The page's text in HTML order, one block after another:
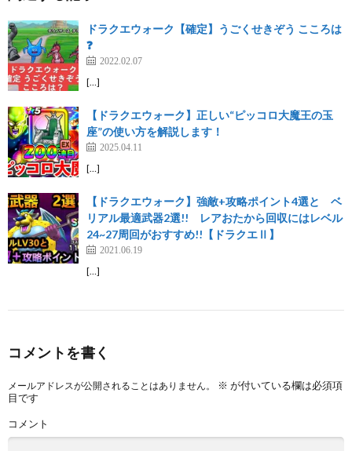
ドラクエウォーク【確定】うごくせきぞう こころは
❓
2022.02.07
[…]
【ドラクエウォーク】正しい“ピッコロ大魔王の玉
座”の使い方を解説します！
2025.04.11
[…]
【ドラクエウォーク】強敵+攻略ポイント4選と ベ
リアル最適武器2選!! レアおたから回収にはレベル
24~27周回がおすすめ!!【ドラクエⅡ】
2021.06.19
[…]
コメントを書く
メールアドレスが公開されることはありません。 ※ が付いている欄は必須項
目です
コメント